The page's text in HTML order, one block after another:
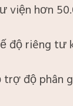
viện hơn
độ riêng tư
trợ độ phân